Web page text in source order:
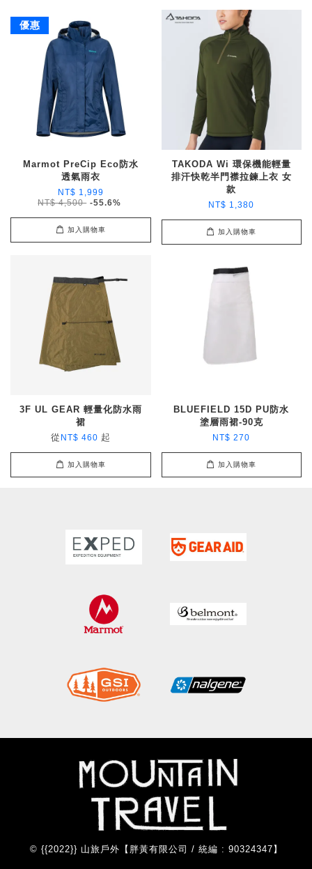
優惠
Marmot PreCip Eco防水
透氣雨衣
NT$ 1,999
NT$ 4,500 -55.6%
加入購物車
TAKODA Wi 環保機能輕量
排汗快乾半門襟拉鍊上衣 女
款
NT$ 1,380
加入購物車
3F UL GEAR 輕量化防水雨
裙
從 NT$ 460 起
加入購物車
BLUEFIELD 15D PU防水
塗層雨裙-90克
NT$ 270
加入購物車
© {{2022}} 山旅戶外【胖黃有限公司 / 統編 : 90324347】